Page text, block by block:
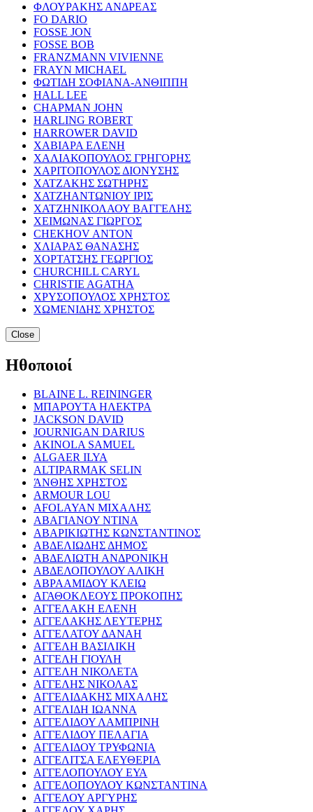
ΦΛΟΥΡΑΚΗΣ ΑΝΔΡΕΑΣ
FO DARIO
FOSSE JON
FOSSE BOB
FRANZMANN VIVIENNE
FRAYN MICHAEL
ΦΩΤΙΔΗ ΣΟΦΙΑΝΑ-ΑΝΘΙΠΠΗ
HALL LEE
CHAPMAN JOHN
HARLING ROBERT
HARROWER DAVID
ΧΑΒΙΑΡΑ ΕΛΕΝΗ
ΧΑΛΙΑΚΟΠΟΥΛΟΣ ΓΡΗΓΟΡΗΣ
ΧΑΡΙΤΟΠΟΥΛΟΣ ΔΙΟΝΥΣΗΣ
ΧΑΤΖΑΚΗΣ ΣΩΤΗΡΗΣ
ΧΑΤΖΗΑΝΤΩΝΙΟΥ ΙΡΙΣ
ΧΑΤΖΗΝΙΚΟΛΑΟΥ ΒΑΓΓΕΛΗΣ
ΧΕΙΜΩΝΑΣ ΓΙΩΡΓΟΣ
CHEKHOV ANTON
ΧΛΙΑΡΑΣ ΘΑΝΑΣΗΣ
ΧΟΡΤΑΤΣΗΣ ΓΕΩΡΓΙΟΣ
CHURCHILL CARYL
CHRISTIE AGATHA
ΧΡΥΣΟΠΟΥΛΟΣ ΧΡΗΣΤΟΣ
ΧΩΜΕΝΙΔΗΣ ΧΡΗΣΤΟΣ
Close
Ηθοποιοί
BLAINE L. REININGER
ΜΠΑΡΟΥΤΑ ΗΛΕΚΤΡΑ
JACKSON DAVID
JOURNIGAN DARIUS
AKINOLA SAMUEL
ALGAER ILYA
ALTIPARMAK SELIN
ΆΝΘΗΣ ΧΡΗΣΤΟΣ
ARMOUR LOU
AFOLAYAN ΜΙΧΑΛΗΣ
ΑΒΑΓΙΑΝΟΥ ΝΤΙΝΑ
ΑΒΑΡΙΚΙΩΤΗΣ ΚΩΝΣΤΑΝΤΙΝΟΣ
ΑΒΔΕΛΙΩΔΗΣ ΔΗΜΟΣ
ΑΒΔΕΛΙΩΤΗ ΑΝΔΡΟΝΙΚΗ
ΑΒΔΕΛΟΠΟΥΛΟΥ ΑΛΙΚΗ
ΑΒΡΑΑΜΙΔΟΥ ΚΛΕΙΩ
ΑΓΑΘΟΚΛΕΟΥΣ ΠΡΟΚΟΠΗΣ
ΑΓΓΕΛΑΚΗ ΕΛΕΝΗ
ΑΓΓΕΛΑΚΗΣ ΛΕΥΤΕΡΗΣ
ΑΓΓΕΛΑΤΟΥ ΔΑΝΑΗ
ΑΓΓΕΛΗ ΒΑΣΙΛΙΚΗ
ΑΓΓΕΛΗ ΓΙΟΥΛΗ
ΑΓΓΕΛΗ ΝΙΚΟΛΕΤΑ
ΑΓΓΕΛΗΣ ΝΙΚΟΛΑΣ
ΑΓΓΕΛΙΔΑΚΗΣ ΜΙΧΑΛΗΣ
ΑΓΓΕΛΙΔΗ ΙΩΑΝΝΑ
ΑΓΓΕΛΙΔΟΥ ΛΑΜΠΡΙΝΗ
ΑΓΓΕΛΙΔΟΥ ΠΕΛΑΓΙΑ
ΑΓΓΕΛΙΔΟΥ ΤΡΥΦΩΝΙΑ
ΑΓΓΕΛΙΤΣΑ ΕΛΕΥΘΕΡΙΑ
ΑΓΓΕΛΟΠΟΥΛΟΥ ΕΥΑ
ΑΓΓΕΛΟΠΟΥΛΟΥ ΚΩΝΣΤΑΝΤΙΝΑ
ΑΓΓΕΛΟΥ ΑΡΓΥΡΗΣ